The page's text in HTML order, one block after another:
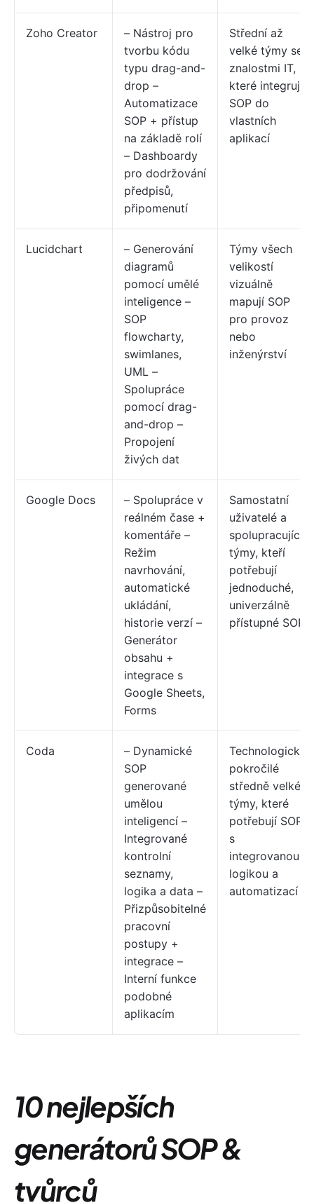
Zoho Creator
– Nástroj pro
tvorbu kódu
typu drag-and-
drop –
Automatizace
SOP + přístup
na základě rolí
– Dashboardy
pro dodržování
předpisů,
připomenutí
Střední až
velké týmy se
znalostmi IT,
které integrují
SOP do
vlastních
aplikací
Lucidchart
– Generování
diagramů
pomocí umělé
inteligence –
SOP
flowcharty,
swimlanes,
UML –
Spolupráce
pomocí drag-
and-drop –
Propojení
živých dat
Týmy všech
velikostí
vizuálně
mapují SOP
pro provoz
nebo
inženýrství
Google Docs
– Spolupráce v
reálném čase +
komentáře –
Režim
navrhování,
automatické
ukládání,
historie verzí –
Generátor
obsahu +
integrace s
Google Sheets,
Forms
Samostatní
uživatelé a
spolupracující
týmy, kteří
potřebují
jednoduché,
univerzálně
přístupné SOP
Coda
– Dynamické
SOP
generované
umělou
inteligencí –
Integrované
kontrolní
seznamy,
logika a data –
Přizpůsobitelné
pracovní
postupy +
integrace –
Interní funkce
podobné
aplikacím
Technologicky
pokročilé
středně velké
týmy, které
potřebují SOP
s
integrovanou
logikou a
automatizací
10 nejlepších
generátorů SOP&
tvůrců